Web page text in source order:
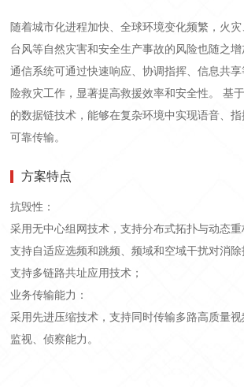
随着城市化进程加快、全球环境变化频繁，火灾
台风等自然灾害和安全生产事故的风险也随之
通信系统可通过快速响应、协调指挥、信息共
险救灾工作，显著提高救援效率和安全性。 基
的数据链技术，能够在复杂环境中实现语音、
可靠传输。
方案特点
抗毁性：
采用无中心组网技术，支持分布式拓扑与动态重
支持自适应选频和跳频、频域和空域干扰对消除
支持多链路共址应用技术；
业务传输能力：
采用先进压缩技术，支持同时传输多路高质量
监视、侦察能力。